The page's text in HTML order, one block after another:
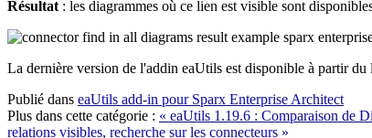
Résultat: les diagrammes où ce lien est visible sont
La dernière version de l'addin eaUtils est disponible à partir du
Publié dans eaUtils add-in pour Sparx Enterprise Architect
Plus dans cette catégorie : « eaUtils 1.19.6 : Comparaison de
relations visibles, recherche sur les connecteurs »